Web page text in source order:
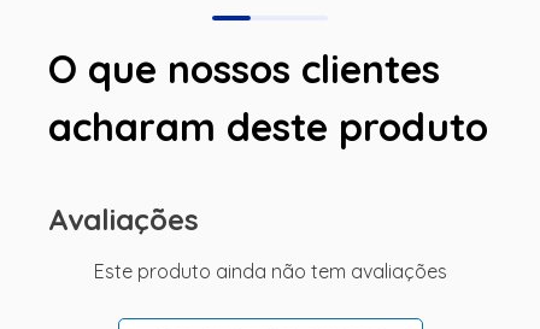
O que nossos clientes
acharam deste produto
Avaliações
Este produto ainda não tem avaliações